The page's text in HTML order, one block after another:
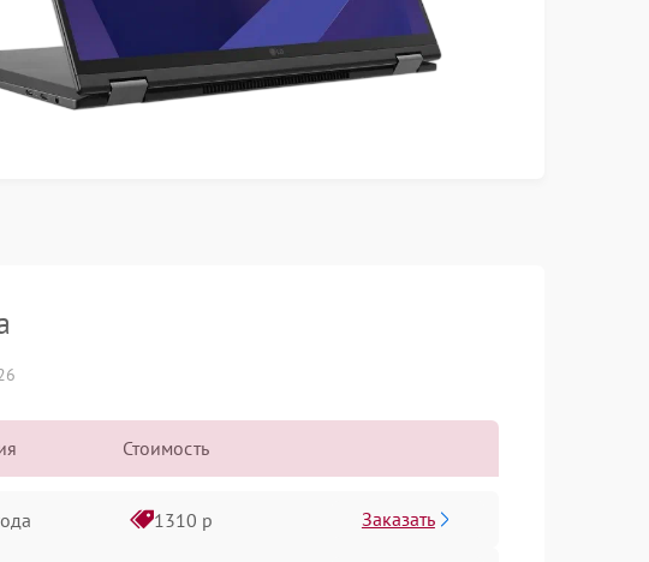
Стоимость
1310 р Заказать